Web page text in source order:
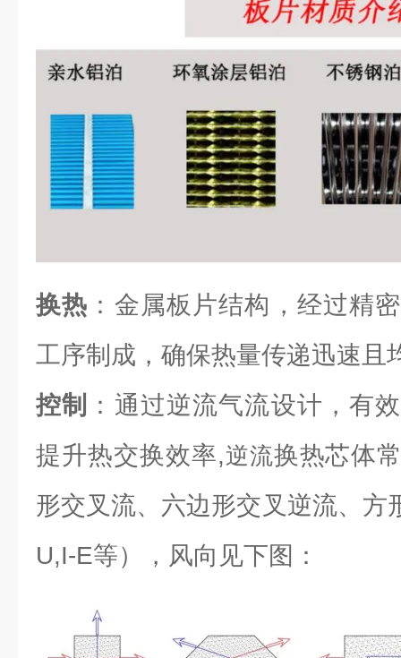
换热 ：金属板片结构，经过精
工序制成，确保热量传递迅速且
控制
：通过逆流气流设计，有
提升热交换效率,逆流换热芯体
形交叉流、六边形交叉逆流、方
U,I-E等），风向见下图：